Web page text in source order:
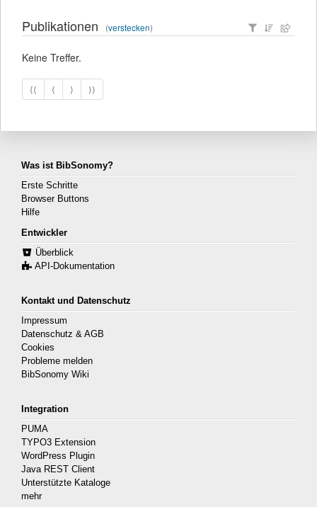
Publikationen (verstecken)
Keine Treffer.
⟨⟨ ⟨ ⟩ ⟩⟩
Was ist BibSonomy?
Erste Schritte
Browser Buttons
Hilfe
Entwickler
Überblick
API-Dokumentation
Kontakt und Datenschutz
Impressum
Datenschutz & AGB
Cookies
Probleme melden
BibSonomy Wiki
Integration
PUMA
TYPO3 Extension
WordPress Plugin
Java REST Client
Unterstützte Kataloge
mehr